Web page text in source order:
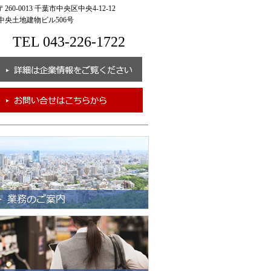
0013 千葉市中央区中央4-12-12
土地建物ビル506号
TEL 043-226-1722